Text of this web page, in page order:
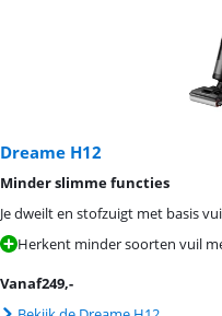
Dreame H12
Minder slimme functies
Je dweilt en stofzuigt met basis
Herkent minder soorten vuil
Vanaf249,-